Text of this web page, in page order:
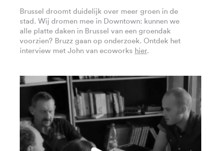
Brussel droomt duidelijk over meer groen in de
stad. Wij dromen mee in Downtown: kunnen we
alle platte daken in Brussel van een groendak
voorzien? Bruzz gaan op onderzoek. Ontdek het
interview met John van ecoworks hier.